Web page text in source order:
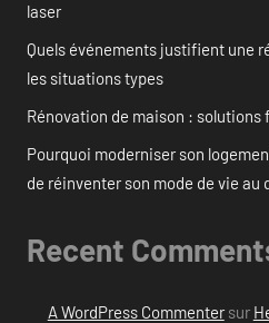
laser
Quels événements justifient une
les situations types
Rénovation de maison : solutions
Pourquoi moderniser son
de réinventer son mode de vie au
Recent
A WordPress Commentersur